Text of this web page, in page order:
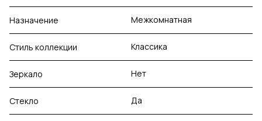
Назначение Межкомнатная
Стиль коллекции Классика
Зеркало Нет
Стекло Да